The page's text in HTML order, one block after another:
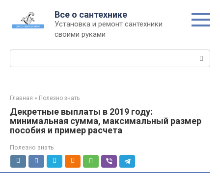
контенту
Все о сантехнике
Установка и ремонт сантехники
своими руками
Главная » Полезно знать
Декретные выплаты в 2019 году:
минимальная сумма, максимальный размер
пособия и пример расчета
Полезно знать